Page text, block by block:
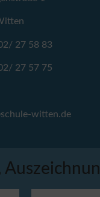
27 58 83
27 57 75
witten.de